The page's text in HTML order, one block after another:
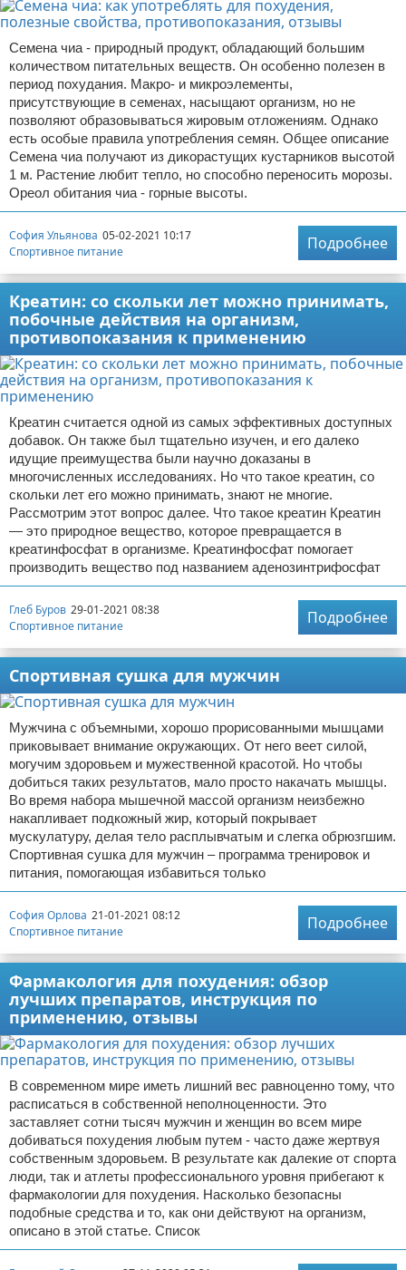
Семена чиа - природный продукт, обладающий большим
количеством питательных веществ. Он особенно полезен в
период похудания. Макро- и микроэлементы,
присутствующие в семенах, насыщают организм, но не
позволяют образовываться жировым отложениям. Однако
есть особые правила употребления семян. Общее описание
Семена чиа получают из дикорастущих кустарников высотой
1 м. Растение любит тепло, но способно переносить морозы.
Ореол обитания чиа - горные высоты.
София Ульянова 05-02-2021 10:17
Спортивное питание
Подробнее
Креатин: со скольки лет можно принимать,
побочные действия на организм,
противопоказания к применению
Креатин считается одной из самых эффективных доступных
добавок. Он также был тщательно изучен, и его далеко
идущие преимущества были научно доказаны в
многочисленных исследованиях. Но что такое креатин, со
скольки лет его можно принимать, знают не многие.
Рассмотрим этот вопрос далее. Что такое креатин Креатин
— это природное вещество, которое превращается в
креатинфосфат в организме. Креатинфосфат помогает
производить вещество под названием аденозинтрифосфат
Глеб Буров 29-01-2021 08:38
Спортивное питание
Подробнее
Спортивная сушка для мужчин
Мужчина с объемными, хорошо прорисованными мышцами
приковывает внимание окружающих. От него веет силой,
могучим здоровьем и мужественной красотой. Но чтобы
добиться таких результатов, мало просто накачать мышцы.
Во время набора мышечной массой организм неизбежно
накапливает подкожный жир, который покрывает
мускулатуру, делая тело расплывчатым и слегка обрюзгшим.
Спортивная сушка для мужчин – программа тренировок и
питания, помогающая избавиться только
София Орлова 21-01-2021 08:12
Спортивное питание
Подробнее
Фармакология для похудения: обзор
лучших препаратов, инструкция по
применению, отзывы
В современном мире иметь лишний вес равноценно тому, что
расписаться в собственной неполноценности. Это
заставляет сотни тысяч мужчин и женщин во всем мире
добиваться похудения любым путем - часто даже жертвуя
собственным здоровьем. В результате как далекие от спорта
люди, так и атлеты профессионального уровня прибегают к
фармакологии для похудения. Насколько безопасны
подобные средства и то, как они действуют на организм,
описано в этой статье. Список